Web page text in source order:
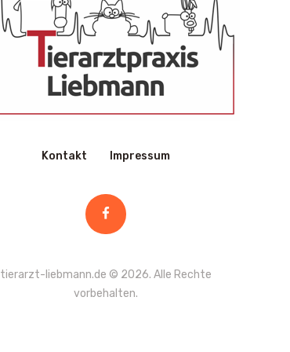
Kontakt Impressum
tierarzt-liebmann.de © 2026. Alle Rechte
vorbehalten.